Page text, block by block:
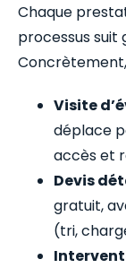
Chaque
processus suit
Visite
déplace
accès et
Devis
gratuit,
(tri,